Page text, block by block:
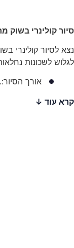
סיור קולינרי בשוק
נצא לסיור קולינרי
לגלוש לשכונות
אורך
קרא עוד